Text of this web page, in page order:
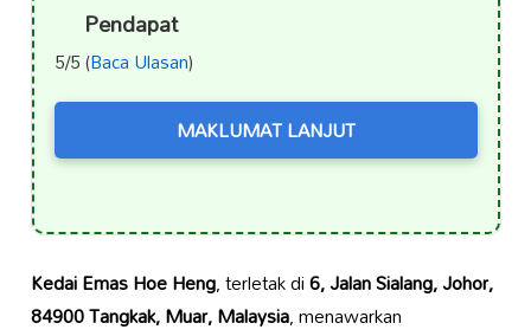
Pendapat
5/5 (Baca Ulasan)
MAKLUMAT LANJUT
Kedai Emas Hoe Heng, terletak di6, Jalan Sialang, Johor,
84900 Tangkak, Muar, Malaysia, menawarkan